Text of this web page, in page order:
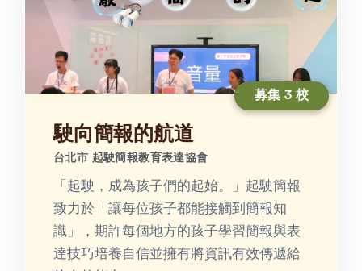
募集 3 校
駛向簡報的航道
台北市 起駛簡報教育表達協會
「起駛，成為孩⼦們的起始。」起駛簡報
致力於「讓每位孩子都能接觸到簡報知
識」，期許每個地方的孩子學習簡報與表
達技巧培養⾃信並擁有將資訊有效傳遞給